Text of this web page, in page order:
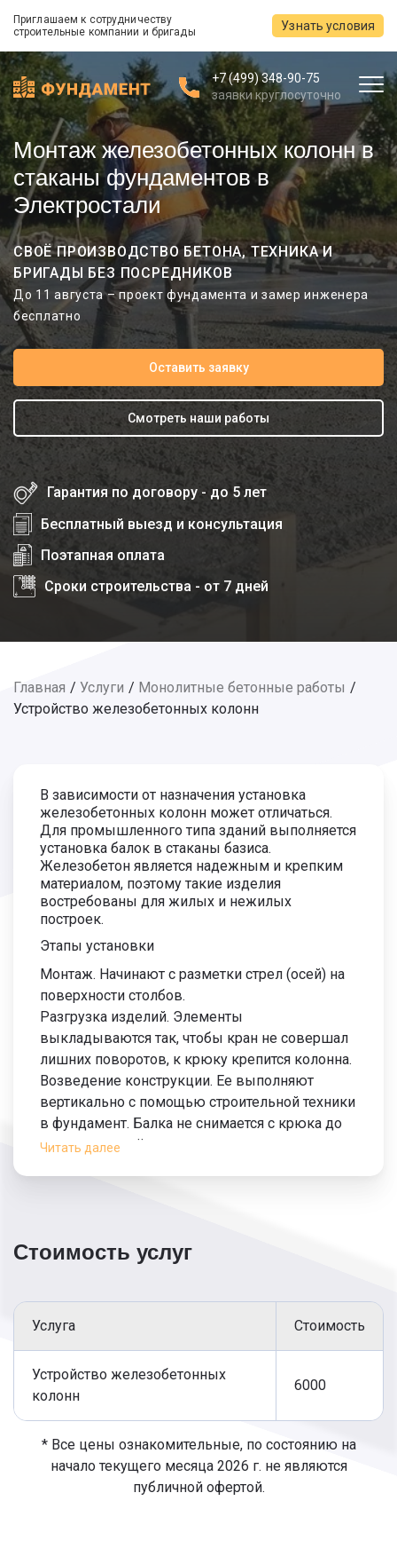
Приглашаем к сотрудничеству
строительные компании и бригады
Узнать условия
+7 (499) 348-90-75
заявки круглосуточно
Монтаж железобетонных колонн в
стаканы фундаментов в
Электростали
СВОЁ ПРОИЗВОДСТВО БЕТОНА, ТЕХНИКА И
БРИГАДЫ БЕЗ ПОСРЕДНИКОВ
До 11 августа – проект фундамента и замер инженера
бесплатно
Оставить заявку
Смотреть наши работы
Гарантия по договору - до 5 лет
Бесплатный выезд и консультация
Поэтапная оплата
Сроки строительства - от 7 дней
Главная Услуги
Монолитные бетонные работы
Устройство железобетонных колонн
Читать далее
В зависимости от назначения установка
железобетонных колонн может отличаться.
Для промышленного типа зданий выполняется
установка балок в стаканы базиса.
Железобетон является надежным и крепким
материалом, поэтому такие изделия
востребованы для жилых и нежилых
построек.
Этапы установки
Монтаж. Начинают с разметки стрел (осей) на
поверхности столбов.
Разгрузка изделий. Элементы
выкладываются так, чтобы кран не совершал
лишних поворотов, к крюку крепится колонна.
Возведение конструкции. Ее выполняют
вертикально с помощью строительной техники
в фундамент. Балка не снимается с крюка до
тех пор, пока её верно не выверят.
Наша компания предоставляет услуги по
строительству в Электростали. Предлагаем
конструкций и колонн по доступной стоимости.
У нас работают квалифицированные мастера
со стажем работы, выполняют сроки.
Стоимость услуг
Услуга Стоимость
Устройство железобетонных
колонн
6000
* Все цены ознакомительные, по состоянию на
начало текущего месяца 2026 г. не являются
публичной офертой.